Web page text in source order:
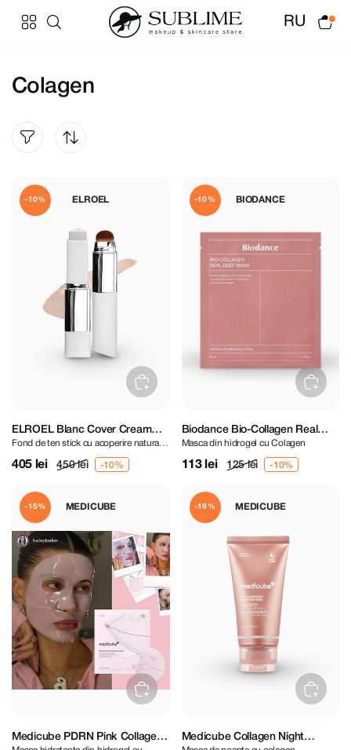
RU
Colagen
ELROEL
-10%
ELROEL Blanc Cover Cream
Stick Medium 13 g
Fond de ten stick cu acoperire naturală
405 lei 450 lei
BIODANCE
-10%
Biodance Bio-Collagen Real
Deep Mask
Masca din hidrogel cu Colagen
113 lei 125 lei
MEDICUBE
-15%
Medicube PDRN Pink Collagen
MEDICUBE
-19%
Medicube Collagen Night